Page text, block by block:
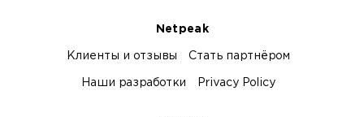
Netpeak
Клиенты и отзывы Стать партнёром
Наши разработки Privacy Policy